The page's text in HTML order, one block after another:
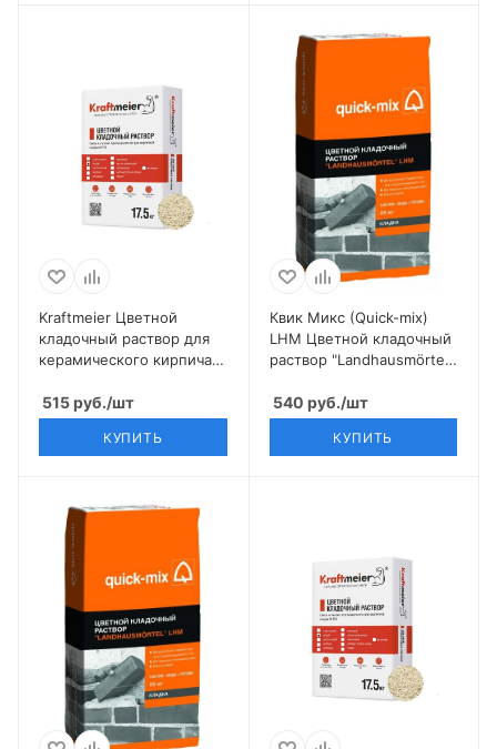
Kraftmeier Цветной
кладочный раствор для
керамического кирпича с
белый CERAM
515руб./шт
КУПИТЬ
Квик Микс (Quick-mix)
LHM Цветной кладочный
раствор "Landhausmörtel",
540 руб./шт
КУПИТЬ